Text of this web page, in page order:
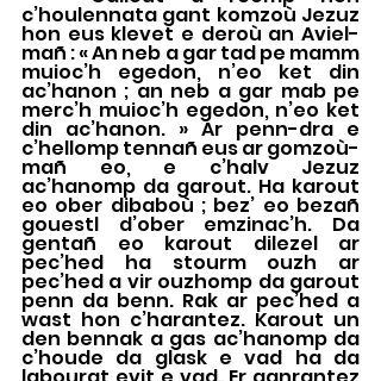
c’houlennata gant komzoù Jezuz
hon eus klevet e deroù an Aviel-
mañ : « An neb a gar tad pe mamm
muioc’h egedon, n’eo ket din
ac’hanon ; an neb a gar mab pe
merc’h muioc’h egedon, n’eo ket
din ac’hanon. » Ar penn-dra e
c’hellomp tennañ eus ar gomzoù-
mañ eo, e c’halv Jezuz
ac’hanomp da garout. Ha karout
eo ober dibaboù ; bez’ eo bezañ
gouestl d’ober emzinac’h. Da
gentañ eo karout dilezel ar
pec’hed ha stourm ouzh ar
pec’hed a vir ouzhomp da garout
penn da benn. Rak ar pec’hed a
wast hon c’harantez. Karout un
den bennak a gas ac’hanomp da
c’houde da glask e vad ha da